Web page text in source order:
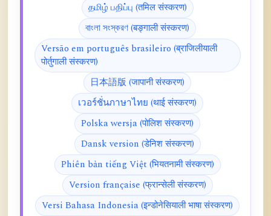
தமிழ் பதிப்பு (तमिल संस्करण)
বাংলা সংস্করণ (बङ्गाली संस्करण)
Versão em português brasileiro (ब्राजिलीयाली
पोर्तुगाली संस्करण)
日本語版 (जापानी संस्करण)
เวอร์ชั่นภาษาไทย (थाई संस्करण)
Polska wersja (पोलिश संस्करण)
Dansk version (डेनिश संस्करण)
Phiên bản tiếng Việt (भियतनामी संस्करण)
Version française (फ्रान्सेली संस्करण)
Versi Bahasa Indonesia (इन्डोनेसियाली भाषा संस्करण)